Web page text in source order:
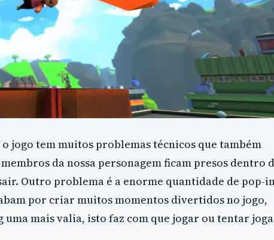
jogo tem muitos problemas técnicos que também
da nossa personagem ficam presos dentro
Outro problema é a enorme quantidade de pop-
por criar muitos momentos divertidos no jogo,
mais valia, isto faz com que jogar ou tentar